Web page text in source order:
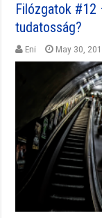
Filózgatok #12
tudatosság?
Eni May 30,